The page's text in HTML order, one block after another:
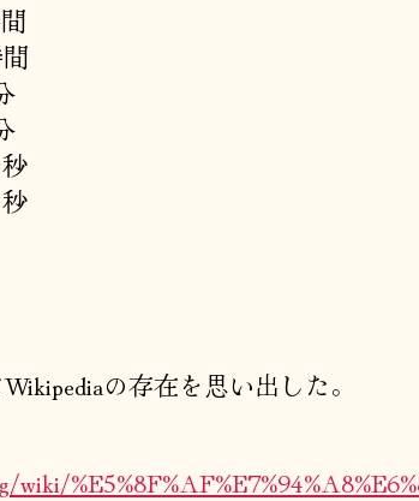
の存在を思い出した。
wiki/